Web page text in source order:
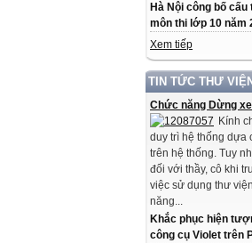
Hà Nội công bố
môn thi lớp 10 năm
Xem tiếp
TIN TỨC THƯ VIỆN
Chức năng Dừng
Kính
duy trì hệ thống dựa
trên hệ thống. Tuy
đối với thầy, cô khi
việc sử dụng thư
năng...
Khắc phục hiện
công cụ Violet trên